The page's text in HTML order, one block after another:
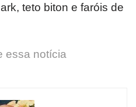
teto biton e faróis de
essa notícia